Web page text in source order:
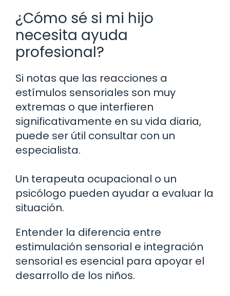
¿Cómo sé si mi hijo
necesita ayuda
profesional?
Si notas que las reacciones a
estímulos sensoriales son muy
extremas o que interfieren
significativamente en su vida diaria,
puede ser útil consultar con un
especialista.
Un terapeuta ocupacional o un
psicólogo pueden ayudar a evaluar la
situación.
Entender la diferencia entre
estimulación sensorial e integración
sensorial es esencial para apoyar el
desarrollo de los niños.